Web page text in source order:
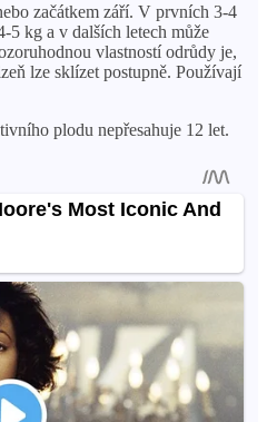
začátkem září. V prvních 3-4
5 kg ​​a v dalších letech může
vlastností odrůdy je,
lze sklízet postupně. Používají
plodu nepřesahuje 12 let.